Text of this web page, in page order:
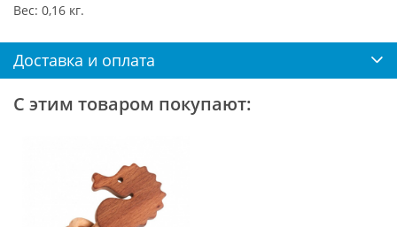
Вес: 0,16 кг.
Доставка и оплата
С этим товаром покупают: